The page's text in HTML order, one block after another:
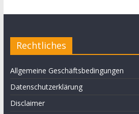
Rechtliches
Allgemeine Geschäftsbedingungen
Datenschutzerklärung
Disclaimer